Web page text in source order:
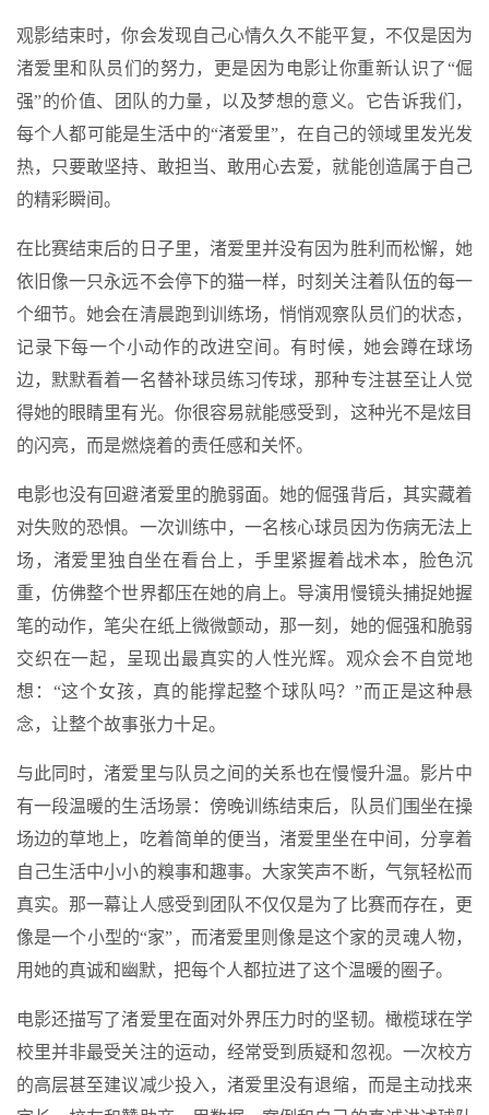
观影结束时，你会发现自己心情久久不能平复，不仅是因为
渚爱里和队员们的努力，更是因为电影让你重新认识了“倔
强”的价值、团队的力量，以及梦想的意义。它告诉我们，
每个人都可能是生活中的“渚爱里”，在自己的领域里发光发
热，只要敢坚持、敢担当、敢用心去爱，就能创造属于自己
的精彩瞬间。
在比赛结束后的日子里，渚爱里并没有因为胜利而松懈，她
依旧像一只永远不会停下的猫一样，时刻关注着队伍的每一
个细节。她会在清晨跑到训练场，悄悄观察队员们的状态，
记录下每一个小动作的改进空间。有时候，她会蹲在球场
边，默默看着一名替补球员练习传球，那种专注甚至让人觉
得她的眼睛里有光。你很容易就能感受到，这种光不是炫目
的闪亮，而是燃烧着的责任感和关怀。
电影也没有回避渚爱里的脆弱面。她的倔强背后，其实藏着
对失败的恐惧。一次训练中，一名核心球员因为伤病无法上
场，渚爱里独自坐在看台上，手里紧握着战术本，脸色沉
重，仿佛整个世界都压在她的肩上。导演用慢镜头捕捉她握
笔的动作，笔尖在纸上微微颤动，那一刻，她的倔强和脆弱
交织在一起，呈现出最真实的人性光辉。观众会不自觉地
想：“这个女孩，真的能撑起整个球队吗？”而正是这种悬
念，让整个故事张力十足。
与此同时，渚爱里与队员之间的关系也在慢慢升温。影片中
有一段温暖的生活场景：傍晚训练结束后，队员们围坐在操
场边的草地上，吃着简单的便当，渚爱里坐在中间，分享着
自己生活中小小的糗事和趣事。大家笑声不断，气氛轻松而
真实。那一幕让人感受到团队不仅仅是为了比赛而存在，更
像是一个小型的“家”，而渚爱里则像是这个家的灵魂人物，
用她的真诚和幽默，把每个人都拉进了这个温暖的圈子。
电影还描写了渚爱里在面对外界压力时的坚韧。橄榄球在学
校里并非最受关注的运动，经常受到质疑和忽视。一次校方
的高层甚至建议减少投入，渚爱里没有退缩，而是主动找来